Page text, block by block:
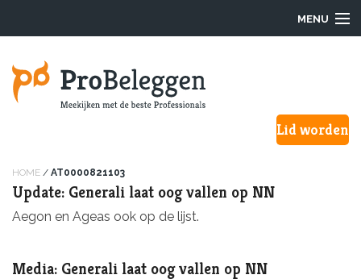
MENU
Hoe werkt het?
Onze Pro’s
Lid worden
HOME / AT0000821103
Update: Generali laat oog vallen op NN
Aegon en Ageas ook op de lijst.
Media: Generali laat oog vallen op NN